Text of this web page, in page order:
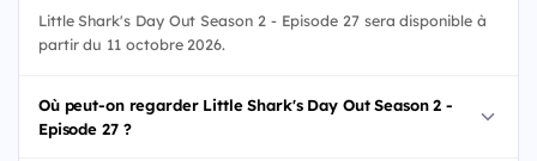
Little Shark's Day Out Season 2 - Episode 27 sera disponible à
partir du 11 octobre 2026.
Où peut-on regarder Little Shark's Day Out Season 2 -
Episode 27 ?